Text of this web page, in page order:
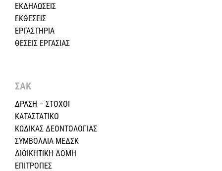
ΕΚΔΗΛΩΣΕΙΣ
ΕΚΘΕΣΕΙΣ
ΕΡΓΑΣΤΗΡΙΑ
ΘΕΣΕΙΣ ΕΡΓΑΣΙΑΣ
ΣΑΚ
ΔΡΑΣΗ – ΣΤΟΧΟΙ
ΚΑΤΑΣΤΑΤΙΚΟ
ΚΩΔΙΚΑΣ ΔΕΟΝΤΟΛΟΓΙΑΣ
ΣΥΜΒΟΛΑΙΑ ΜΕΔΣΚ
ΔΙΟΙΚΗΤΙΚΗ ΔΟΜΗ
ΕΠΙΤΡΟΠΕΣ